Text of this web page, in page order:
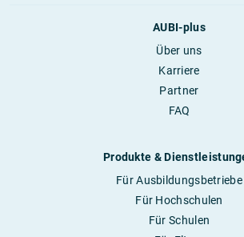
AUBI-plus
Über uns
Karriere
Partner
FAQ
Produkte &
Für Ausbildungsbetriebe
Für Hochschulen
Für Schulen